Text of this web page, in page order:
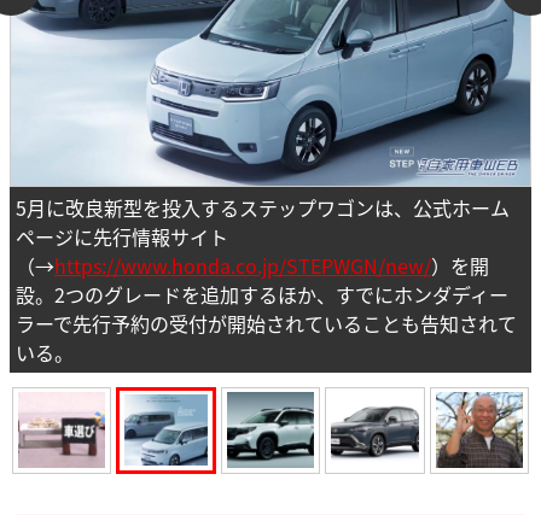
5月に改良新型を投入するステップワゴンは、公式ホーム
ページに先行情報サイト
（→https://www.honda.co.jp/STEPWGN/new/）を開
設。2つのグレードを追加するほか、すでにホンダディー
ラーで先行予約の受付が開始されていることも告知されて
いる。